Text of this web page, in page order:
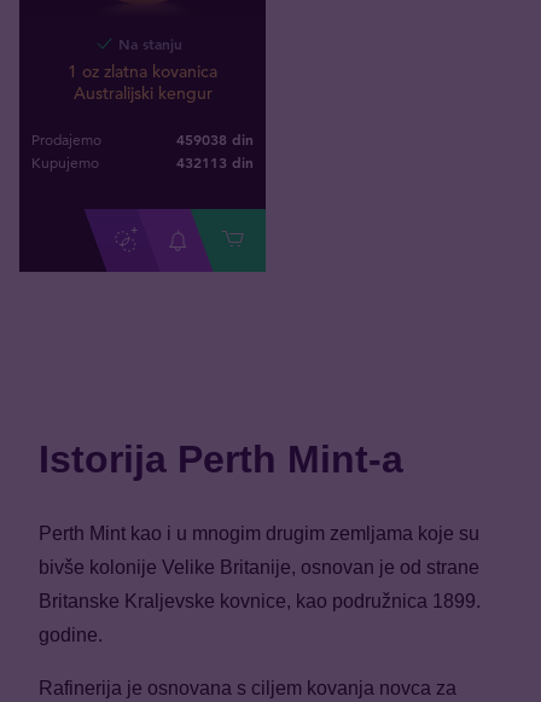
Na stanju
1 oz zlatna kovanica
Australijski kengur
Prodajemo 459038 din
Kupujemo 432113 din
Istorija Perth Mint-a
Perth Mint kao i u mnogim drugim zemljama koje su
bivše kolonije Velike Britanije, osnovan je od strane
Britanske Kraljevske kovnice, kao podružnica 1899.
godine.
Rafinerija je osnovana s ciljem kovanja novca za